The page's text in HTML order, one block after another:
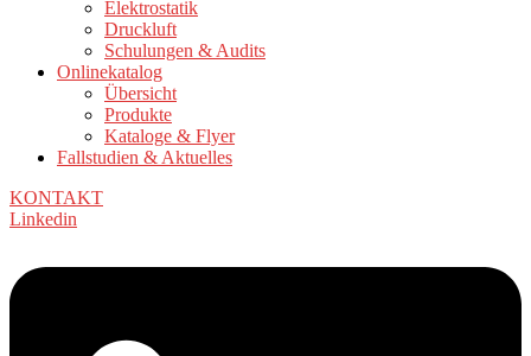
Elektrostatik
Druckluft
Schulungen & Audits
Onlinekatalog
Übersicht
Produkte
Kataloge & Flyer
Fallstudien & Aktuelles
KONTAKT
Linkedin